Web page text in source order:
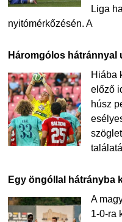
Liga
nyitómérkőzésén. A
Háromgólos hátránnyal
Hiába
előző
húsz
Egy öngóllal hátrányba
A
1-0-ra